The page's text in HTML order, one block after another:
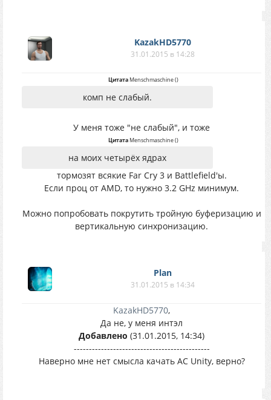
KazakHD5770
31.01.2015 в 14:28
ЦитатаMenschmaschine()
комп не слабый.
У меня тоже "не слабый", и тоже
ЦитатаMenschmaschine()
на моих четырёх ядрах
тормозят всякие Far Cry 3 и Battlefield'ы.
Если проц от AMD, то нужно 3.2 GHz минимум.
Можно попробовать покрутить тройную буферизацию и
вертикальную синхронизацию.
Plan
31.01.2015 в 14:34
KazakHD5770,
Да не, у меня интэл
Добавлено (31.01.2015, 14:34)
---------------------------------------------
Наверно мне нет смысла качать AC Unity, верно?